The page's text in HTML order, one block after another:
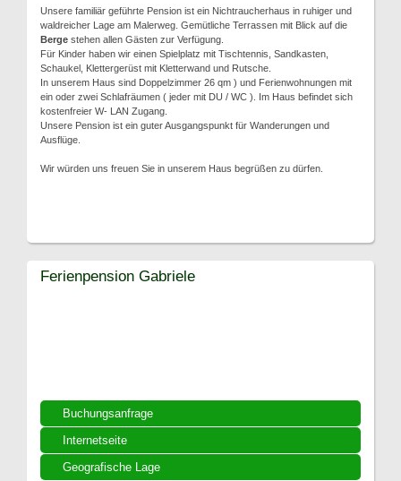
Unsere familiär geführte Pension ist ein Nichtraucherhaus in ruhiger und
waldreicher Lage am Malerweg. Gemütliche Terrassen mit Blick auf die
Berge stehen allen Gästen zur Verfügung.
Für Kinder haben wir einen Spielplatz mit Tischtennis, Sandkasten,
Schaukel, Klettergerüst mit Kletterwand und Rutsche.
In unserem Haus sind Doppelzimmer 26 qm ) und Ferienwohnungen mit
ein oder zwei Schlafräumen ( jeder mit DU / WC ). Im Haus befindet sich
kostenfreier W- LAN Zugang.
Unsere Pension ist ein guter Ausgangspunkt für Wanderungen und
Ausflüge.
Wir würden uns freuen Sie in unserem Haus begrüßen zu dürfen.
Buchungsanfrage
Internetseite
Geografische Lage
Ferienpension Gabriele